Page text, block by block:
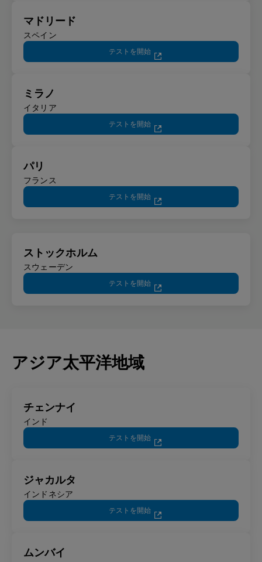
マドリード
スペイン
テストを開始
ミラノ
イタリア
テストを開始
パリ
フランス
テストを開始
ストックホルム
スウェーデン
テストを開始
アジア太平洋地域
チェンナイ
インド
テストを開始
ジャカルタ
インドネシア
テストを開始
ムンバイ